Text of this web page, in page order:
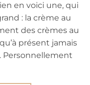
en voici une, qui
: la crème au
des crèmes au
présent jamais
Personnellement